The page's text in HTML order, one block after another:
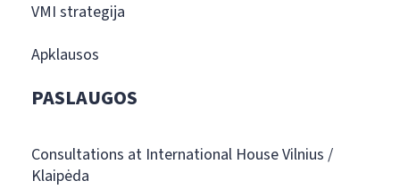
VMI strategija
Apklausos
PASLAUGOS
Consultations at International House Vilnius /
Klaipėda